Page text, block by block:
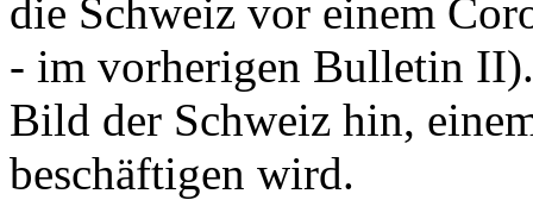
die Schweiz vor einem
- im vorherigen Bulletin
Bild der Schweiz hin,
beschäftigen wird.